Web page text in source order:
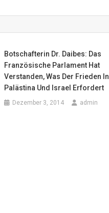
Botschafterin Dr. Daibes: Das
Französische Parlament Hat
Verstanden, Was Der Frieden In
Palästina Und Israel Erfordert
Dezember 3, 2014 admin